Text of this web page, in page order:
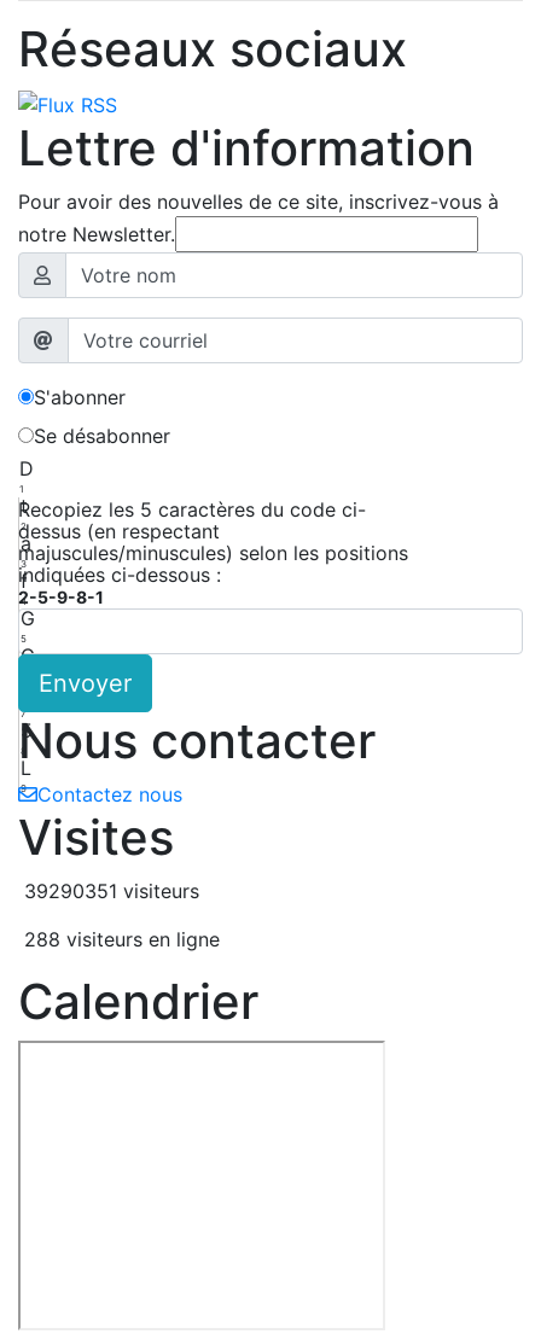
Réseaux sociaux
Lettre d'information
Pour avoir des nouvelles de ce site, inscrivez-vous à
notre Newsletter.
S'abonner
Se désabonner
D
1
t
2
a
3
f
4
G
5
G
7
5
8
L
9
Recopiez les 5 caractères du code ci-
dessus (en respectant
majuscules/minuscules) selon les positions
indiquées ci-dessous :
2-5-9-8-1
Envoyer
Nous contacter
Contactez nous
Visites
39290351 visiteurs
288 visiteurs en ligne
Calendrier